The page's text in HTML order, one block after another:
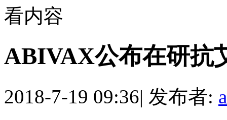
看内容
ABIVAX公布在研抗
2018-7-19 09:36| 发布者: